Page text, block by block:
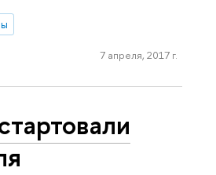
7 апреля, 2017 г.